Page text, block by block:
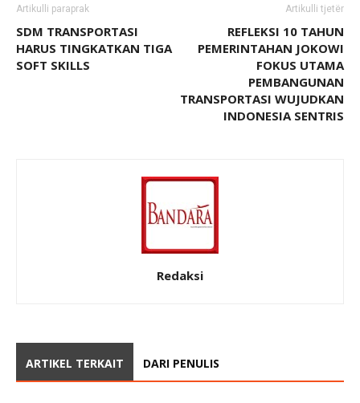
Artikulli paraprak
SDM TRANSPORTASI
HARUS TINGKATKAN TIGA
SOFT SKILLS
Artikulli tjetër
REFLEKSI 10 TAHUN
PEMERINTAHAN JOKOWI
FOKUS UTAMA
PEMBANGUNAN
TRANSPORTASI WUJUDKAN
INDONESIA SENTRIS
Redaksi
ARTIKEL TERKAIT DARI PENULIS